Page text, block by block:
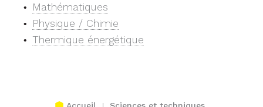
Mathématiques
Physique / Chimie
Thermique énergétique